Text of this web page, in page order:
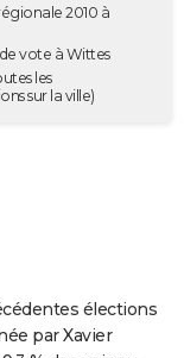
2010 à
vote à Wittes
les
sur la ville)
élections
par Xavier